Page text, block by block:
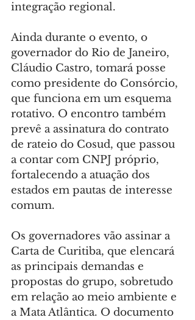
integração regional.
Ainda durante o evento, o
governador do Rio de Janeiro,
Cláudio Castro, tomará posse
como presidente do Consórcio,
que funciona em um esquema
rotativo. O encontro também
prevê a assinatura do contrato
de rateio do Cosud, que passou
a contar com CNPJ próprio,
fortalecendo a atuação dos
estados em pautas de interesse
comum.
Os governadores vão assinar a
Carta de Curitiba, que elencará
as principais demandas e
propostas do grupo, sobretudo
em relação ao meio ambiente e
a Mata Atlântica. O documento